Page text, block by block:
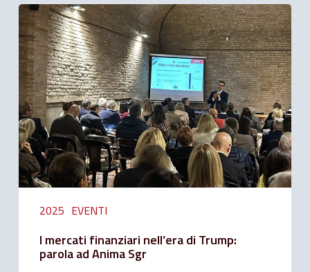
2025 EVENTI
I
mercati
finanziari
nell’era
di
Trump:
parola
ad
Anima
Sgr
I mercati finanziari nell’era di Trump:
parola ad Anima Sgr